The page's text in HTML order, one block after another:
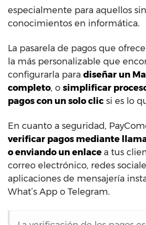
especialmente para aquellos sin
conocimientos en informática.
La pasarela de pagos que
la más personalizable que
configurarla para diseñar un
completo, o simplificar
pagos con un solo clic si es lo
En cuanto a seguridad,
verificar pagos mediante
o enviando un enlace a tus
correo electrónico, redes
aplicaciones de mensajería
What’s App o Telegram.